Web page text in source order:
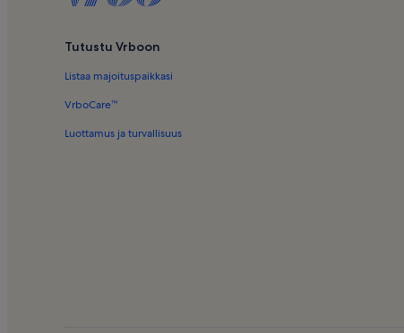
Tutustu Vrboon
Listaa majoituspaikkasi
VrboCare™
Luottamus ja turvallisuus